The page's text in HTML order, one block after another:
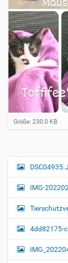
Z
e
e
i
l
r
Größe: 230.0 KB
N
i
g
a
t
i
IMG-
4dd82175-